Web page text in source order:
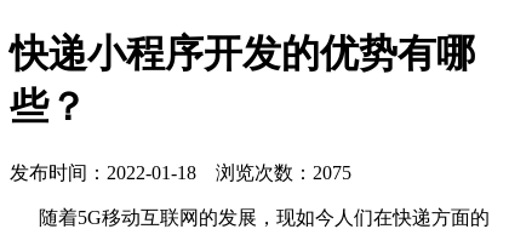
快递小程序开发的优势有哪
些？
发布时间：2022-01-18 浏览次数：2075
随着5G移动互联网的发展，现如今人们在快递方面的